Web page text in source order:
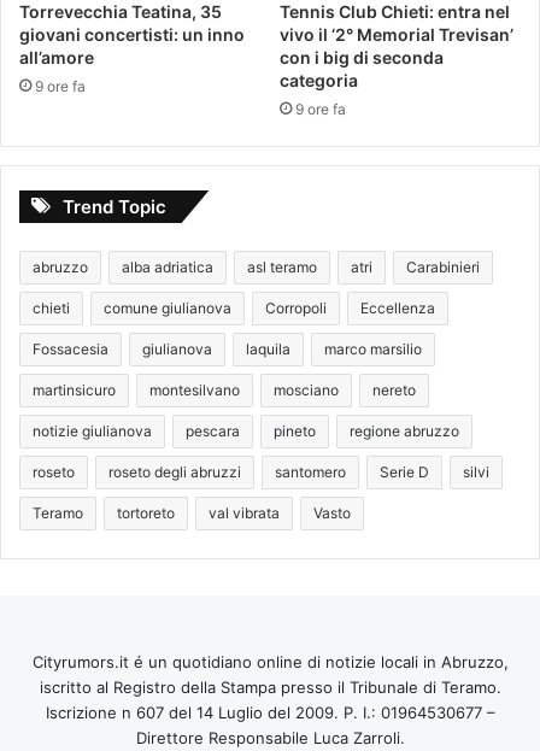
Torrevecchia Teatina, 35
giovani concertisti: un inno
all’amore
9 ore fa
Tennis Club Chieti: entra nel
vivo il ‘2° Memorial Trevisan’
con i big di seconda
categoria
9 ore fa
Trend Topic
abruzzo alba adriatica asl teramo atri Carabinieri
chieti comune giulianova Corropoli Eccellenza
Fossacesia giulianova laquila marco marsilio
martinsicuro montesilvano mosciano nereto
notizie giulianova pescara pineto regione abruzzo
roseto roseto degli abruzzi santomero Serie D silvi
Teramo tortoreto val vibrata Vasto
Cityrumors.it é un quotidiano online di notizie locali in Abruzzo,
iscritto al Registro della Stampa presso il Tribunale di Teramo.
Iscrizione n 607 del 14 Luglio del 2009. P. I.: 01964530677 –
Direttore Responsabile Luca Zarroli.